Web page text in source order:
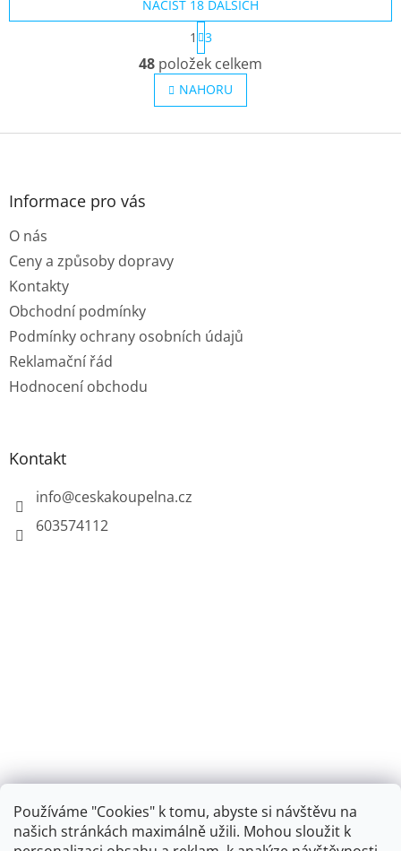
Používáme "Cookies" k tomu, abyste si návštěvu na
našich stránkách maximálně užili. Mohou sloužit k
O
v
l
á
a
s
NAČÍST 18 DALŠÍCH
S
t
r
á
n
k
v
1 3
48 položek celkem
NAHORU
Z
Informace pro vás
O nás
Ceny a způsoby dopravy
Kontakty
Obchodní podmínky
Podmínky ochrany osobních údajů
Reklamační řád
Hodnocení obchodu
Kontakt
info@ceskakoupelna.cz
603574112